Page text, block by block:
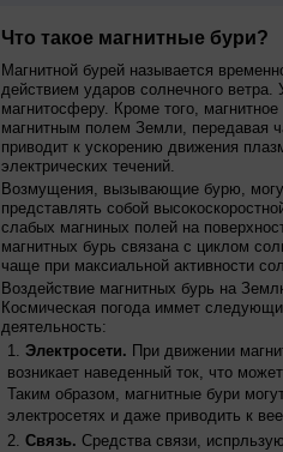
Что такое магнитные бури?
Магнитной бурей называется
действием ударов солнечного ветра.
магнитосферу. Кроме того,
магнитным полем Земли, передавая
приводит к ускорению движения
электрических течений.
Возмущения, вызывающие бурю,
представлять собой
слабых магниных полей на
магнитных бурь связана с циклом
чаще при максиальной активности
Воздействие магнитных бурь на
Космическая погода иммет
деятельность:
Электросети. При движении
возникает наведенный ток, что
Таким образом, магнитные бури
электросетях и даже приводить к
Связь. Средства связи,